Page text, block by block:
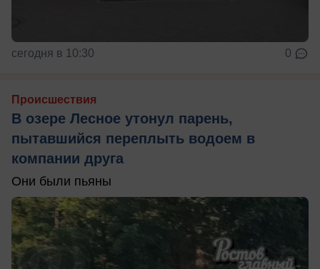
сегодня в 10:30 0
Происшествия
В озере Лесное утонул парень,
пытавшийся переплыть водоем в
компании друга
Они были пьяны